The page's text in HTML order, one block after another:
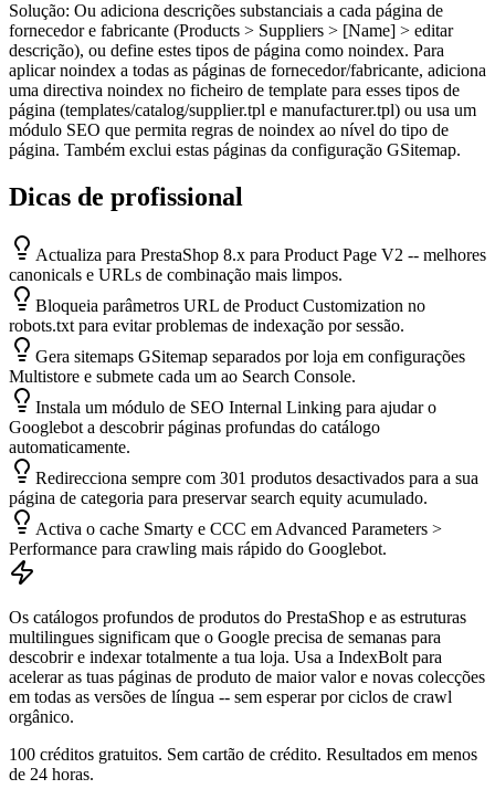
Solução: Ou adiciona descrições substanciais a cada página de
fornecedor e fabricante (Products > Suppliers > [Name] > editar
descrição), ou define estes tipos de página como noindex. Para
aplicar noindex a todas as páginas de fornecedor/fabricante, adiciona
uma directiva noindex no ficheiro de template para esses tipos de
página (templates/catalog/supplier.tpl e manufacturer.tpl) ou usa um
módulo SEO que permita regras de noindex ao nível do tipo de
página. Também exclui estas páginas da configuração GSitemap.
Dicas de profissional
Actualiza para PrestaShop 8.x para Product Page V2 -- melhores
canonicals e URLs de combinação mais limpos.
Bloqueia parâmetros URL de Product Customization no
robots.txt para evitar problemas de indexação por sessão.
Gera sitemaps GSitemap separados por loja em configurações
Multistore e submete cada um ao Search Console.
Instala um módulo de SEO Internal Linking para ajudar o
Googlebot a descobrir páginas profundas do catálogo
automaticamente.
Redirecciona sempre com 301 produtos desactivados para a sua
página de categoria para preservar search equity acumulado.
Activa o cache Smarty e CCC em Advanced Parameters >
Performance para crawling mais rápido do Googlebot.
Os catálogos profundos de produtos do PrestaShop e as estruturas
multilingues significam que o Google precisa de semanas para
descobrir e indexar totalmente a tua loja. Usa a IndexBolt para
acelerar as tuas páginas de produto de maior valor e novas colecções
em todas as versões de língua -- sem esperar por ciclos de crawl
orgânico.
100 créditos gratuitos. Sem cartão de crédito. Resultados em menos
de 24 horas.